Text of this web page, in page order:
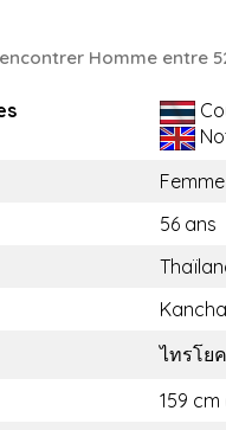
Homme entre
Femme
56 ans
ไทรโยค
159